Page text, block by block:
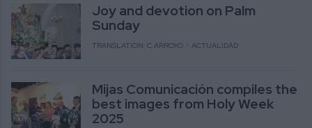
Joy and devotion on Palm
Sunday
TRANSLATION: C.ARROYO ACTUALIDAD
Mijas Comunicación compiles the
best images from Holy Week
2025